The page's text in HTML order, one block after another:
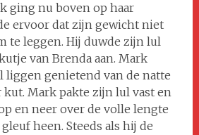
ging nu boven op haar
ervoor dat zijn gewicht niet
te leggen. Hij duwde zijn lul
van Brenda aan. Mark
liggen genietend van de natte
kut. Mark pakte zijn lul vast en
en neer over de volle lengte
heen. Steeds als hij de